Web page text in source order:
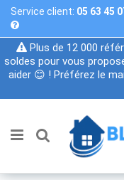
Service client: 05 63 45
Plus de 12 000
soldes pour vous
aider 😊 ! Préférez le